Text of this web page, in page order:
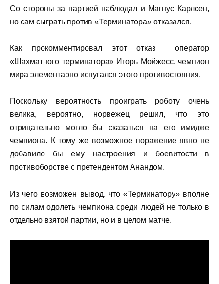
Со стороны за партией наблюдал и Магнус Карлсен,
но сам сыграть против «Терминатора» отказался.
Как прокомментировал этот отказ оператор
«Шахматного терминатора» Игорь Мойжесс, чемпион
мира элементарно испугался этого противостояния.
Поскольку вероятность проиграть роботу очень
велика, вероятно, норвежец решил, что это
отрицательно могло бы сказаться на его имидже
чемпиона. К тому же возможное поражение явно не
добавило бы ему настроения и боевитости в
противоборстве с претендентом Анандом.
Из чего возможен вывод, что «Терминатору» вполне
по силам одолеть чемпиона среди людей не только в
отдельно взятой партии, но и в целом матче.